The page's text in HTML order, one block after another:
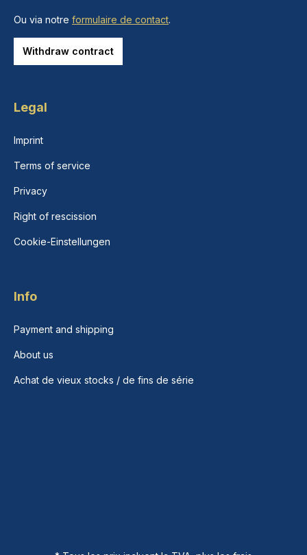
Ou via notre formulaire de contact.
Withdraw contract
Legal
Imprint
Terms of service
Privacy
Right of rescission
Cookie-Einstellungen
Info
Payment and shipping
About us
Achat de vieux stocks / de fins de série